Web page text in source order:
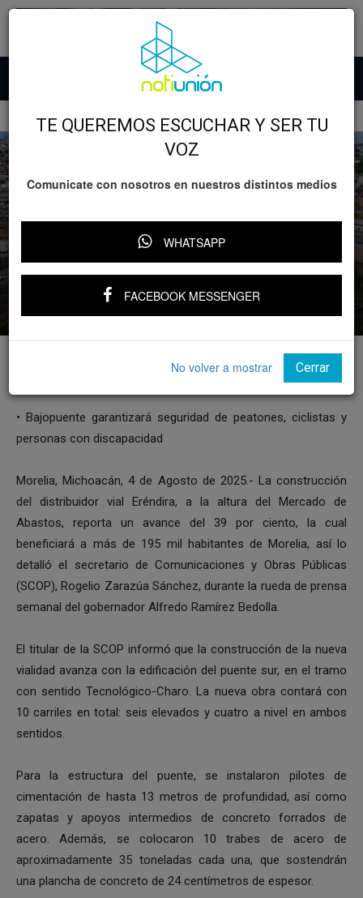
Desarrollo
Paso Eréndira registra 39 % de avance;
beneficiará a 195 mil morelianos: SCOP
• Bajopuente garantizará seguridad de peatones, ciclistas y
personas con discapacidad
Morelia, Michoacán, 4 de Agosto de 2025.- La construcción
del distribuidor vial Eréndira, a la altura del Mercado de
Abastos, reporta un avance del 39 por ciento, la cual
beneficiará a más de 195 mil habitantes de Morelia, así lo
detalló el secretario de Comunicaciones y Obras Públicas
(SCOP), Rogelio Zarazúa Sánchez, durante la rueda de prensa
semanal del gobernador Alfredo Ramírez Bedolla.
El titular de la SCOP informó que la construcción de la nueva
vialidad avanza con la edificación del puente sur, en el tramo
con sentido Tecnológico-Charo. La nueva obra contará con
10 carriles en total: seis elevados y cuatro a nivel en ambos
sentidos.
Para la estructura del puente, se instalaron pilotes de
cimentación de hasta 13 metros de profundidad, así como
zapatas y apoyos intermedios de concreto forrados de
acero. Además, se colocaron 10 trabes de acero de
aproximadamente 35 toneladas cada una, que sostendrán
una plancha de concreto de 24 centímetros de espesor.
TE QUEREMOS ESCUCHAR Y SER TU
VOZ
Comunicate con nosotros en nuestros distintos medios
WHATSAPP
FACEBOOK MESSENGER
No volver a mostrar Cerrar